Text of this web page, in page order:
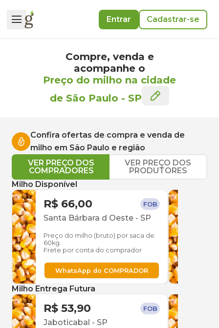
Entrar Cadastrar-se
Compre, venda e
acompanhe o
Preço do milho na cidade
de São Paulo - SP
Confira ofertas de compra e venda de
milho em São Paulo e região
VER PREÇO DOS
COMPRADORES
VER PREÇO DOS
PRODUTORES
Milho Disponível
R$ 66,00 FOB
Santa Bárbara d Oeste - SP
Preço do milho (bruto) por saca de
60kg
Frete por conta do comprador
WhatsApp do COMPRADOR
Milho Entrega Futura
R$ 53,90 FOB
Jaboticabal - SP